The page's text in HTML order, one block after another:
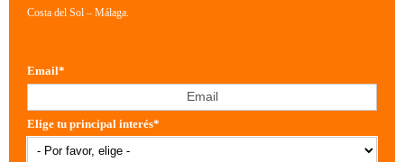
Costa del Sol – Málaga.
Email*
Elige tu principal interés*